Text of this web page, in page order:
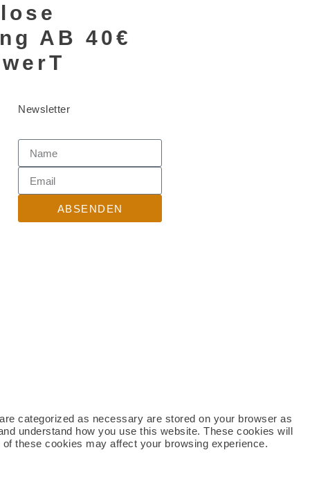
AB 40€
Newsletter
ABSENDEN
categorized as necessary are stored on your browser as
understand how you use this website. These cookies will
these cookies may affect your browsing experience.